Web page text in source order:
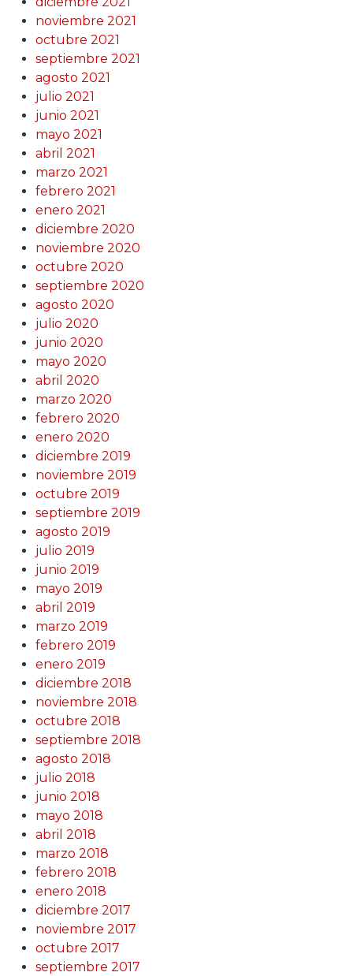
noviembre 2021
octubre 2021
septiembre 2021
agosto 2021
julio 2021
junio 2021
mayo 2021
abril 2021
marzo 2021
febrero 2021
enero 2021
diciembre 2020
noviembre 2020
octubre 2020
septiembre 2020
agosto 2020
julio 2020
junio 2020
mayo 2020
abril 2020
marzo 2020
febrero 2020
enero 2020
diciembre 2019
noviembre 2019
octubre 2019
septiembre 2019
agosto 2019
julio 2019
junio 2019
mayo 2019
abril 2019
marzo 2019
febrero 2019
enero 2019
diciembre 2018
noviembre 2018
octubre 2018
septiembre 2018
agosto 2018
julio 2018
junio 2018
mayo 2018
abril 2018
marzo 2018
febrero 2018
enero 2018
diciembre 2017
noviembre 2017
octubre 2017
septiembre 2017